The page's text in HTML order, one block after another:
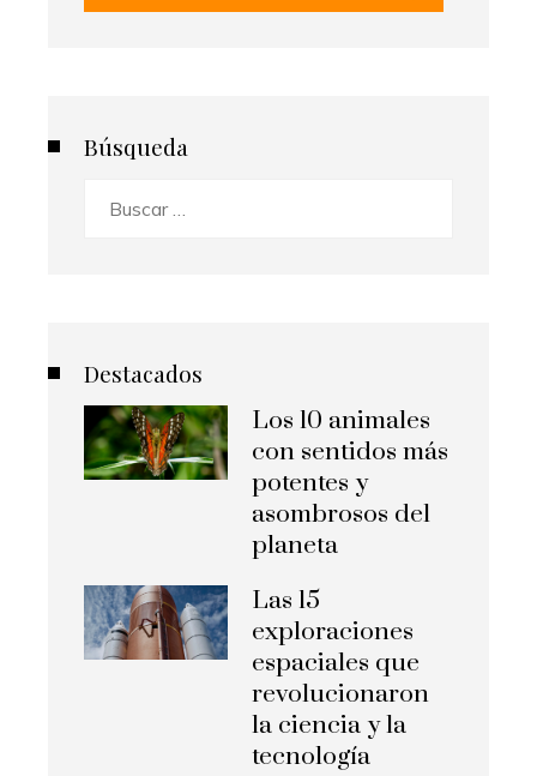
Búsqueda
Destacados
Los 10 animales
con sentidos más
potentes y
asombrosos del
planeta
Las 15
exploraciones
espaciales que
revolucionaron
la ciencia y la
tecnología